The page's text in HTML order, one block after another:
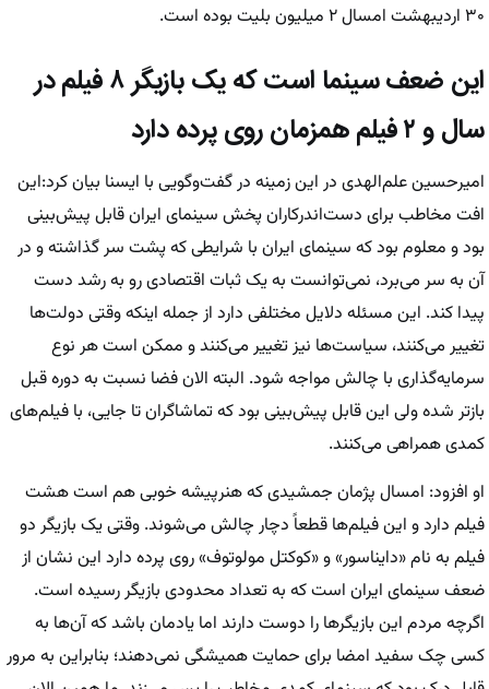
۳۰ اردیبهشت امسال ۲ میلیون بلیت بوده است.
این ضعف سینما است که یک بازیگر ۸ فیلم در
سال و ۲ فیلم همزمان روی پرده دارد
امیرحسین علم‌الهدی در این زمینه در گفت‌وگویی با ایسنا بیان کرد:‌این
افت مخاطب برای دست‌اندرکاران پخش سینمای ایران قابل پیش‌بینی
بود و معلوم بود که سینمای ایران با شرایطی که پشت سر گذاشته و در
آن به سر می‌برد، نمی‌توانست به یک ثبات اقتصادی رو به رشد دست
پیدا کند. این مسئله دلایل مختلفی دارد از جمله اینکه وقتی دولت‌ها
تغییر می‌کنند، سیاست‌ها نیز تغییر می‌کنند و ممکن است هر نوع
سرمایه‌گذاری با چالش مواجه شود. البته الان فضا نسبت به دوره قبل
بازتر شده ولی این قابل پیش‌بینی بود که تماشاگران تا جایی، با فیلم‌های
کمدی همراهی می‌کنند.
او افزود: امسال پژمان جمشیدی که هنرپیشه خوبی هم است هشت
فیلم دارد و این فیلم‌ها قطعاً دچار چالش می‌شوند. وقتی یک بازیگر دو
فیلم به نام «دایناسور» و «کوکتل مولوتوف» روی پرده دارد این نشان از
ضعف سینمای ایران است که به تعداد محدودی بازیگر رسیده است.
اگرچه مردم این بازیگرها را دوست دارند اما یادمان باشد که آن‌ها به
کسی چک سفید امضا برای حمایت همیشگی نمی‌دهند؛ بنابراین به مرور